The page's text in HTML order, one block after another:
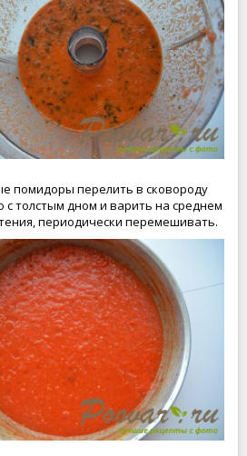
помидоры перелить в сковороду
с толстым дном и варить на среднем
периодически перемешивать.